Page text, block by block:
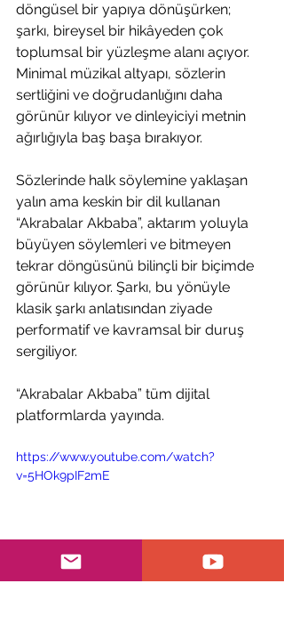
döngüsel bir yapıya dönüşürken;
şarkı, bireysel bir hikâyeden çok
toplumsal bir yüzleşme alanı açıyor.
Minimal müzikal altyapı, sözlerin
sertliğini ve doğrudanlığını daha
görünür kılıyor ve dinleyiciyi metnin
ağırlığıyla baş başa bırakıyor.
Sözlerinde halk söylemine yaklaşan
yalın ama keskin bir dil kullanan
“Akrabalar Akbaba”, aktarım yoluyla
büyüyen söylemleri ve bitmeyen
tekrar döngüsünü bilinçli bir biçimde
görünür kılıyor. Şarkı, bu yönüyle
klasik şarkı anlatısından ziyade
performatif ve kavramsal bir duruş
sergiliyor.
“Akrabalar Akbaba” tüm dijital
platformlarda yayında.
https://www.youtube.com/watch?
v=5HOk9pIF2mE